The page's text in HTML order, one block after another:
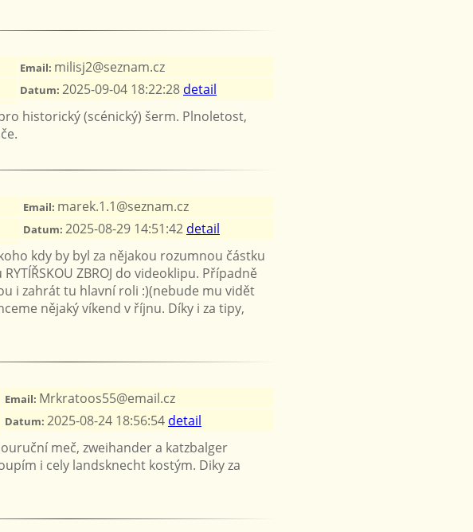
Email: milisj2@seznam.cz
Datum: 2025-09-04 18:22:28 detail
historický (scénický) šerm. Plnoletost,
Email: marek.1.1@seznam.cz
Datum: 2025-08-29 14:51:42 detail
kdy by byl za nějakou rozumnou částku
ZBROJ do videoklipu. Případně
i zahrát tu hlavní roli :)(nebude mu vidět
nějaký víkend v říjnu. Díky i za tipy,
Email: Mrkratoos55@email.cz
Datum: 2025-08-24 18:56:54 detail
meč, zweihander a katzbalger
i cely landsknecht kostým. Diky za